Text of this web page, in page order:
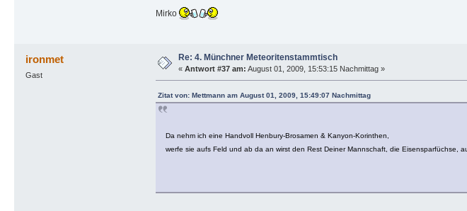
Mirko
ironmet
Gast
Re: 4. Münchner Meteoritenstammtisch
« Antwort #37 am: August 01, 2009, 15:53:15 Nachmittag »
Zitat von: Mettmann am August 01, 2009, 15:49:07 Nachmittag
Da nehm ich eine Handvoll Henbury-Brosamen & Kanyon-Korinthen,
werfe sie aufs Feld und ab da an wirst den Rest Deiner Mannschaft, die